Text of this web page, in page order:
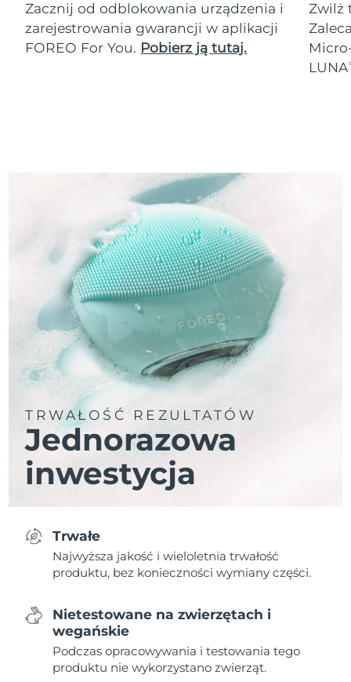
Zacznij od odblokowania urządzenia i
zarejestrowania gwarancji w aplikacji
FOREO For You. Pobierz ją tutaj.
Zwilż
LUNA
TRWAŁOŚĆ REZULTATÓW
Jednorazowa
inwestycja
Trwałe
Najwyższa jakość i wieloletnia trwałość
produktu, bez konieczności wymiany części.
Nietestowane na zwierzętach i
wegańskie
Podczas opracowywania i testowania tego
produktu nie wykorzystano zwierząt.